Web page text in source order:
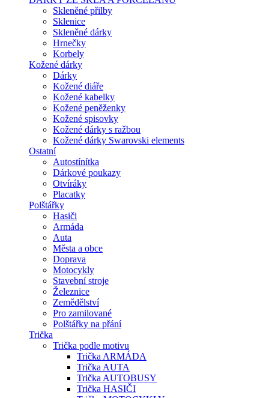
Skleněné přilby
Sklenice
Skleněné dárky
Hrnečky
Korbely
Kožené dárky
Dárky
Kožené diáře
Kožené kabelky
Kožené peněženky
Kožené spisovky
Kožené dárky s ražbou
Kožené dárky Swarovski elements
Ostatní
Autostínítka
Dárkové poukazy
Otvíráky
Placatky
Polštářky
Hasiči
Armáda
Auta
Města a obce
Doprava
Motocykly
Stavební stroje
Železnice
Zemědělství
Pro zamilované
Polštářky na přání
Trička
Trička podle motivu
Trička ARMÁDA
Trička AUTA
Trička AUTOBUSY
Trička HASIČI